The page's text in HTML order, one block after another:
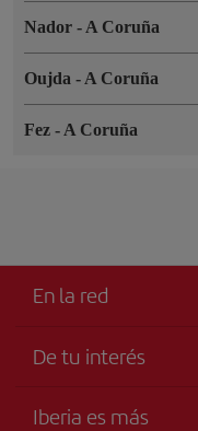
Nador - A Coruña
Oujda - A Coruña
Fez - A Coruña
En la red
De tu interés
Iberia es más